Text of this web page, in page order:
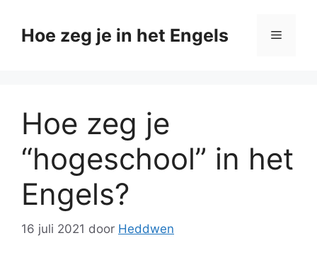
naarHoe zeg je in het Engels Menu
Hoe zeg je
“hogeschool” in het
Engels?
16 juli 2021 door Heddwen